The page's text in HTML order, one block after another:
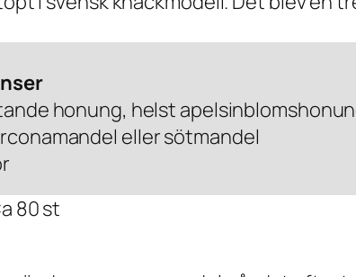
honung, helst
eller sötmandel
80 st